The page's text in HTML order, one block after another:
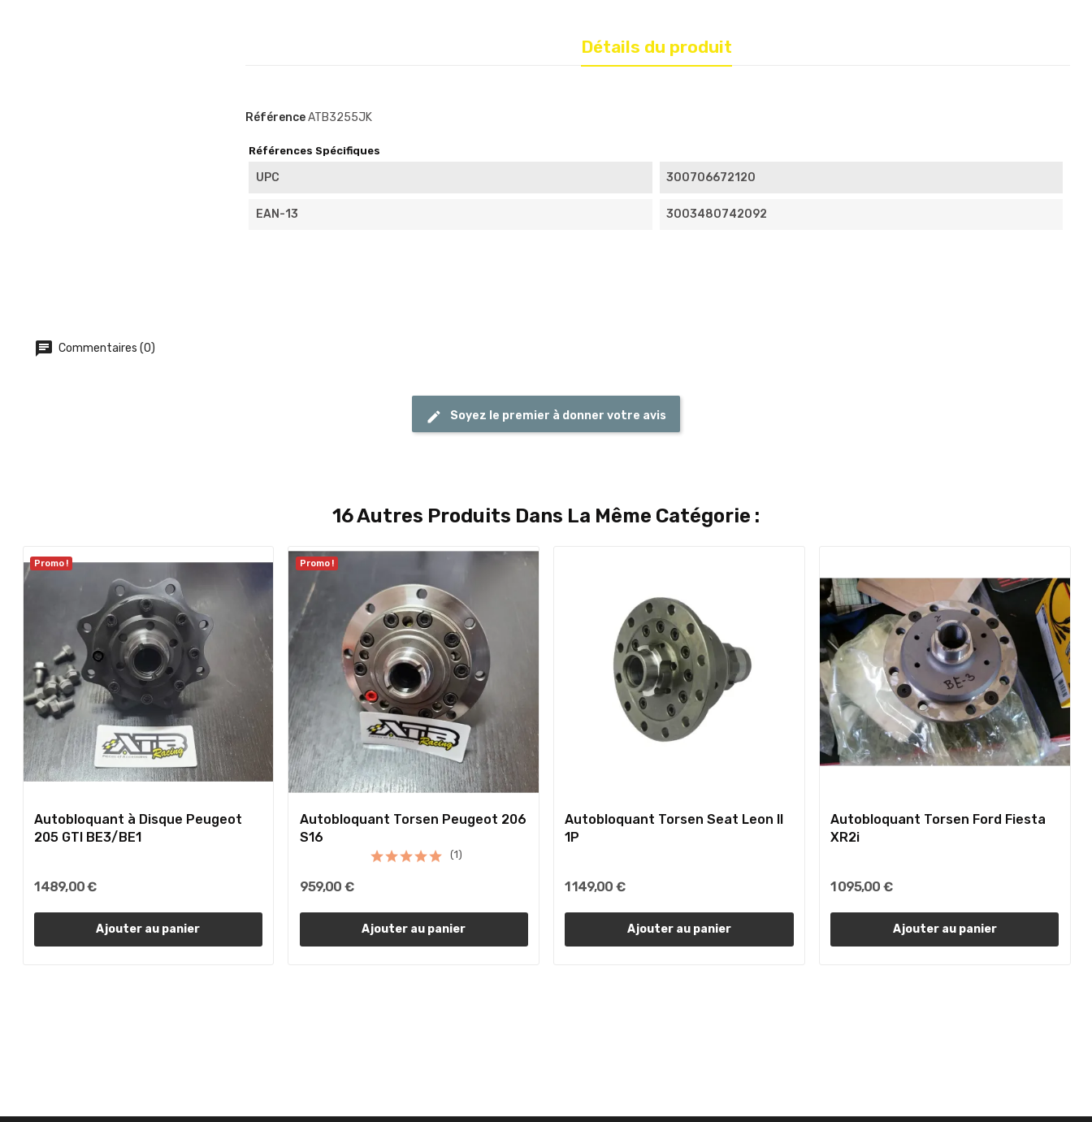
Détails du produit
RéférenceATB3255JK
Références Spécifiques
UPC 300706672120
EAN-13 3003480742092
Commentaires (0)
Soyez le premier à donner votre avis
16 Autres Produits Dans La Même Catégorie :
Promo !
Autobloquant à Disque Peugeot
205 GTI BE3/BE1
1 489,00 €
Ajouter au panier
Promo !
Autobloquant Torsen Peugeot 206
S16
(1)
959,00 €
Ajouter au panier
Autobloquant Torsen Seat Leon II
1P
1 149,00 €
Ajouter au panier
Autobloquant Torsen Ford Fiesta
XR2i
1 095,00 €
Ajouter au panier